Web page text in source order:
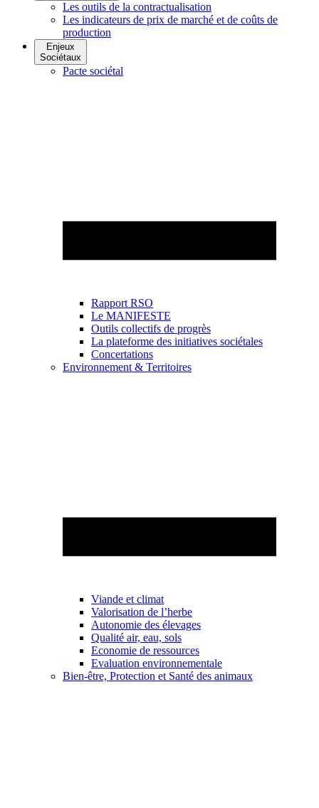
Les outils de la contractualisation
Les indicateurs de prix de marché et de coûts de
production
Enjeux
Sociétaux
Pacte sociétal
Rapport RSO
Le MANIFESTE
Outils collectifs de progrès
La plateforme des initiatives sociétales
Concertations
Environnement & Territoires
Viande et climat
Valorisation de l’herbe
Autonomie des élevages
Qualité air, eau, sols
Economie de ressources
Evaluation environnementale
Bien-être, Protection et Santé des animaux